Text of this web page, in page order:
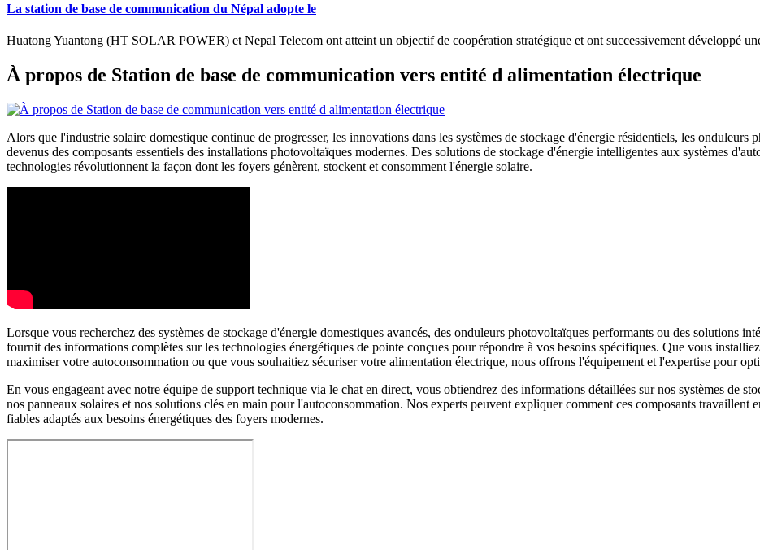
La station de base de communication du Népal adopte le
Huatong Yuantong (HT SOLAR POWER) et Nepal Telecom ont atteint un objectif de coopération stratégique et ont successivement développé
À propos de Station de base de communication vers entité d alimentation électrique
Alors que l'industrie solaire domestique continue de progresser, les innovations dans les systèmes de stockage d'énergie résidentiels, les onduleurs
devenus des composants essentiels des installations photovoltaïques modernes. Des solutions de stockage d'énergie intelligentes aux systèmes
technologies révolutionnent la façon dont les foyers génèrent, stockent et consomment l'énergie solaire.
Lorsque vous recherchez des systèmes de stockage d'énergie domestiques avancés, des onduleurs photovoltaïques performants ou des solutions
fournit des informations complètes sur les technologies énergétiques de pointe conçues pour répondre à vos besoins spécifiques. Que vous
maximiser votre autoconsommation ou que vous souhaitiez sécuriser votre alimentation électrique, nous offrons l'équipement et l'expertise pour
En vous engageant avec notre équipe de support technique via le chat en direct, vous obtiendrez des informations détaillées sur nos systèmes de
nos panneaux solaires et nos solutions clés en main pour l'autoconsommation. Nos experts peuvent expliquer comment ces composants travaillent
fiables adaptés aux besoins énergétiques des foyers modernes.